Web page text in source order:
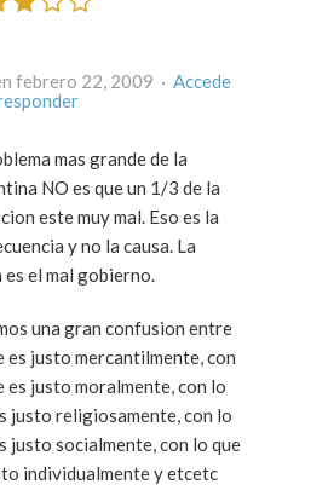
Ron en febrero 22, 2009 · Accede
mas grande de la
NO es que un 1/3 de la
este muy mal. Eso es la
y no la causa. La
es el mal gobierno.
una gran confusion entre
es justo mercantilmente, con
es justo moralmente, con lo
justo religiosamente, con lo
justo socialmente, con lo que
individualmente y etcetc